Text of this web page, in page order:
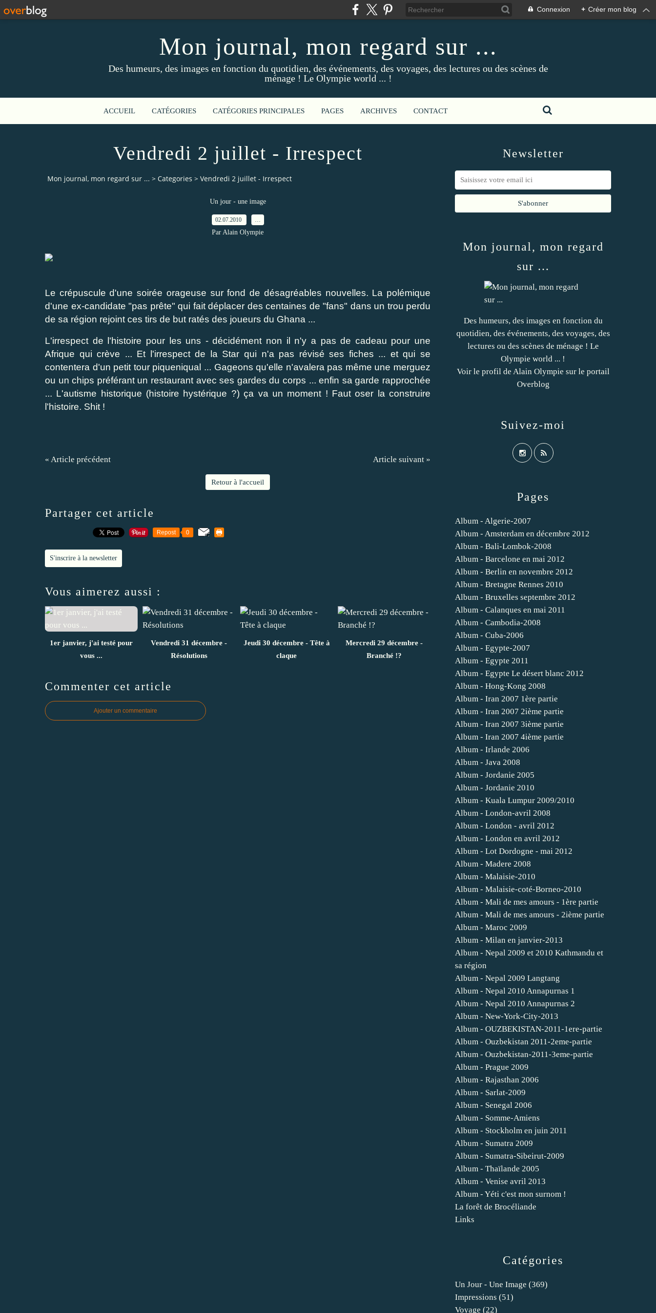
Connexion + Créer mon blog
Mon journal, mon regard sur ...
Des humeurs, des images en fonction du quotidien, des événements, des voyages, des lectures ou des scènes de
ménage ! Le Olympie world ... !
ACCUEIL CATÉGORIES CATÉGORIES PRINCIPALES PAGES ARCHIVES CONTACT
Vendredi 2 juillet - Irrespect
Mon journal, mon regard sur ... > Categories > Vendredi 2 juillet - Irrespect
Un jour - une image
02.07.2010
Par Alain Olympie
Le crépuscule d'une soirée orageuse sur fond de désagréables nouvelles. La polémique
d'une ex-candidate "pas prête" qui fait déplacer des centaines de "fans" dans un trou perdu
de sa région rejoint ces tirs de but ratés des joueurs du Ghana ...
L'irrespect de l'histoire pour les uns - décidément non il n'y a pas de cadeau pour une
Afrique qui crève ... Et l'irrespect de la Star qui n'a pas révisé ses fiches ... et qui se
contentera d'un petit tour piqueniqual ... Gageons qu'elle n'avalera pas même une merguez
ou un chips préférant un restaurant avec ses gardes du corps ... enfin sa garde rapprochée
... L'autisme historique (histoire hystérique ?) ça va un moment ! Faut oser la construire
l'histoire. Shit !
« Article précédent Article suivant »
Retour à l'accueil
Partager cet article
Repost 0
S'inscrire à la newsletter
Vous aimerez aussi :
1er janvier, j'ai testé pour
vous ...
Vendredi 31 décembre -
Résolutions
Jeudi 30 décembre - Tête à
claque
Mercredi 29 décembre -
Branché !?
Commenter cet article
Ajouter un commentaire
Newsletter
Catégories
Un Jour - Une Image (369)
Impressions (51)
Voyage (22)
Pages
Album - Algerie-2007
Album - Amsterdam en décembre 2012
Album - Bali-Lombok-2008
Album - Barcelone en mai 2012
Album - Berlin en novembre 2012
Album - Bretagne Rennes 2010
Album - Bruxelles septembre 2012
Album - Calanques en mai 2011
Album - Cambodia-2008
Album - Cuba-2006
Album - Egypte-2007
Album - Egypte 2011
Album - Egypte Le désert blanc 2012
Album - Hong-Kong 2008
Album - Iran 2007 1ère partie
Album - Iran 2007 2ième partie
Album - Iran 2007 3ième partie
Album - Iran 2007 4ième partie
Album - Irlande 2006
Album - Java 2008
Album - Jordanie 2005
Album - Jordanie 2010
Album - Kuala Lumpur 2009/2010
Album - London-avril 2008
Album - London - avril 2012
Album - London en avril 2012
Album - Lot Dordogne - mai 2012
Album - Madere 2008
Album - Malaisie-2010
Album - Malaisie-coté-Borneo-2010
Album - Mali de mes amours - 1ère partie
Album - Mali de mes amours - 2ième partie
Album - Maroc 2009
Album - Milan en janvier-2013
Album - Nepal 2009 et 2010 Kathmandu et
sa région
Album - Nepal 2009 Langtang
Album - Nepal 2010 Annapurnas 1
Album - Nepal 2010 Annapurnas 2
Album - New-York-City-2013
Album - OUZBEKISTAN-2011-1ere-partie
Album - Ouzbekistan 2011-2eme-partie
Album - Ouzbekistan-2011-3eme-partie
Album - Prague 2009
Album - Rajasthan 2006
Album - Sarlat-2009
Album - Senegal 2006
Album - Somme-Amiens
Album - Stockholm en juin 2011
Album - Sumatra 2009
Album - Sumatra-Sibeirut-2009
Album - Thaïlande 2005
Album - Venise avril 2013
Album - Yéti c'est mon surnom !
La forêt de Brocéliande
Links
Mon journal, mon regard
sur ...
Des humeurs, des images en fonction du
quotidien, des événements, des voyages, des
lectures ou des scènes de ménage ! Le
Olympie world ... !
Voir le profil de Alain Olympie sur le portail
Overblog
Suivez-moi